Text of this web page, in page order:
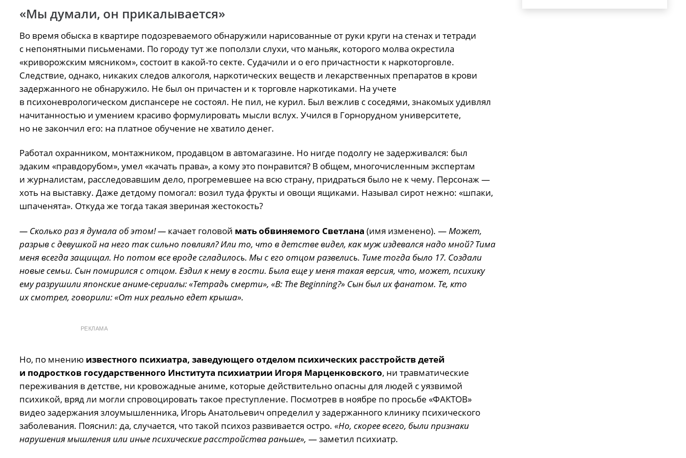
«Мы думали, он прикалывается»
Во время обыска в квартире подозреваемого обнаружили нарисованные от руки круги на стенах и тетради
с непонятными письменами. По городу тут же поползли слухи, что маньяк, которого молва окрестила
«криворожским мясником», состоит в какой-то секте. Судачили и о его причастности к наркоторговле.
Следствие, однако, никаких следов алкоголя, наркотических веществ и лекарственных препаратов в крови
задержанного не обнаружило. Не был он причастен и к торговле наркотиками. На учете
в психоневрологическом диспансере не состоял. Не пил, не курил. Был вежлив с соседями, знакомых удивлял
начитанностью и умением красиво формулировать мысли вслух. Учился в Горнорудном университете,
но не закончил его: на платное обучение не хватило денег.
Работал охранником, монтажником, продавцом в автомагазине. Но нигде подолгу не задерживался: был
эдаким «правдорубом», умел «качать права», а кому это понравится? В общем, многочисленным экспертам
и журналистам, расследовавшим дело, прогремевшее на всю страну, придраться было не к чему. Персонаж —
хоть на выставку. Даже детдому помогал: возил туда фрукты и овощи ящиками. Называл сирот нежно: «шпаки,
шпаченята». Откуда же тогда такая звериная жестокость?
— Сколько раз я думала об этом! —качает головой мать обвиняемого Светлана (имя изменено). — Может,
разрыв с девушкой на него так сильно повлиял? Или то, что в детстве видел, как муж издевался надо мной? Тима
меня всегда защищал. Но потом все вроде сгладилось. Мы с его отцом развелись. Тиме тогда было 17. Создали
новые семьи. Сын помирился с отцом. Ездил к нему в гости. Была еще у меня такая версия, что, может, психику
ему разрушили японские аниме-сериалы: «Тетрадь смерти», «B: The Beginning?» Сын был их фанатом. Те, кто
их смотрел, говорили: «От них реально едет крыша».
РЕКЛАМА
Но, по мнению известного психиатра, заведующего отделом психических расстройств детей
и подростков государственного Института психиатрии Игоря Марценковского, ни травматические
переживания в детстве, ни кровожадные аниме, которые действительно опасны для людей с уязвимой
психикой, вряд ли могли спровоцировать такое преступление. Посмотрев в ноябре по просьбе «ФАКТОВ»
видео задержания злоумышленника, Игорь Анатольевич определил у задержанного клинику психического
заболевания. Пояснил: да, случается, что такой психоз развивается остро. «Но, скорее всего, были признаки
нарушения мышления или иные психические расстройства раньше», — заметил психиатр.